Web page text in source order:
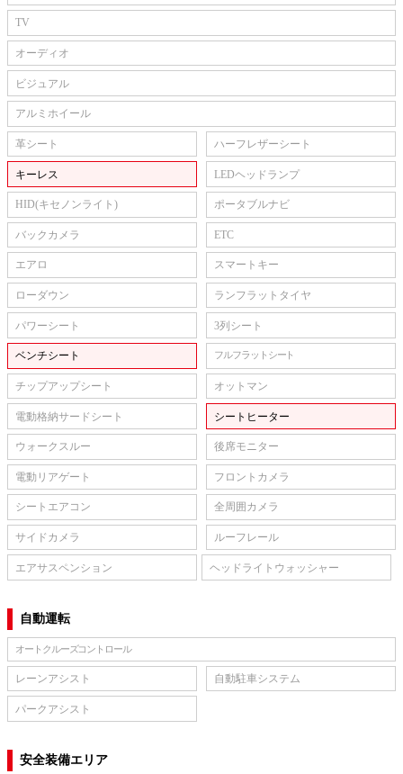
TV
オーディオ
ビジュアル
アルミホイール
革シート ハーフレザーシート
キーレス LEDヘッドランプ
HID(キセノンライト) ポータブルナビ
バックカメラ ETC
エアロ スマートキー
ローダウン ランフラットタイヤ
パワーシート 3列シート
ベンチシート フルフラットシート
チップアップシート オットマン
電動格納サードシート シートヒーター
ウォークスルー 後席モニター
電動リアゲート フロントカメラ
シートエアコン 全周囲カメラ
サイドカメラ ルーフレール
エアサスペンション ヘッドライトウォッシャー
自動運転
オートクルーズコントロール
レーンアシスト 自動駐車システム
パークアシスト
安全装備エリア